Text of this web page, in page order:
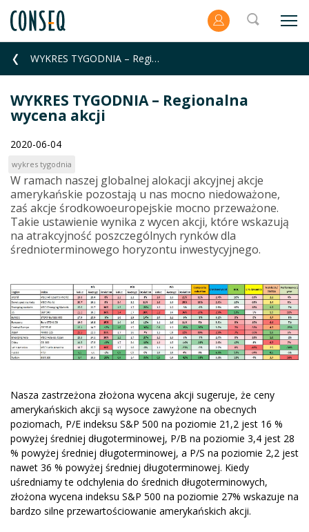
WYKRES TYGODNIA – Regionalna wycena akcji
WYKRES TYGODNIA – Regionalna
wycena akcji
2020-06-04
wykres tygodnia
W ramach naszej globalnej alokacji akcyjnej akcje
amerykańskie pozostają u nas mocno niedoważone,
zaś akcje środkowoeuropejskie mocno przeważone.
Takie ustawienie wynika z wycen akcji, które wskazują
na atrakcyjność poszczególnych rynków dla
średnioterminowego horyzontu inwestycyjnego.
Nasza zastrzeżona złożona wycena akcji sugeruje, że ceny
amerykańskich akcji są wysoce zawyżone na obecnych
poziomach, P/E indeksu S&P 500 na poziomie 21,2 jest 16 %
powyżej średniej długoterminowej, P/B na poziomie 3,4 jest 28
% powyżej średniej długoterminowej, a P/S na poziomie 2,2 jest
nawet 36 % powyżej średniej długoterminowej. Kiedy
uśredniamy te odchylenia do średnich długoterminowych,
złożona wycena indeksu S&P 500 na poziomie 27% wskazuje na
bardzo silne przewartościowanie amerykańskich akcji.